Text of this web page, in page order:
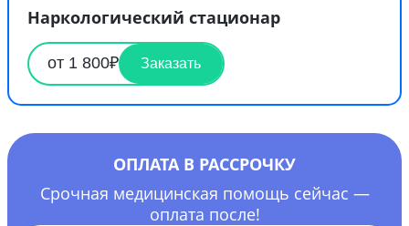
Наркологический стационар
от 1 800₽ Заказать
ОПЛАТА В РАССРОЧКУ
Срочная медицинская помощь сейчас —
оплата после!